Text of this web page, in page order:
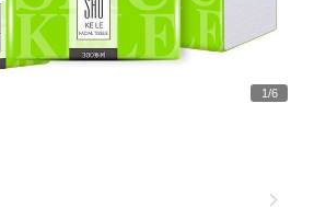
1/6